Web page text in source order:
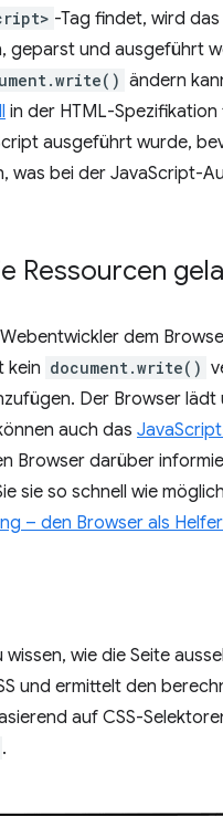
-Tag findet, wird
und ausgeführt
ändern
in der HTML-
ausgeführt wurde,
was bei der JavaScript-
Ressourcen
dem
kein document.write()
Der Browser
auch das
Browser darüber
sie so schnell wie
– den Browser als
wie die Seite
und ermittelt den
auf CSS-
.